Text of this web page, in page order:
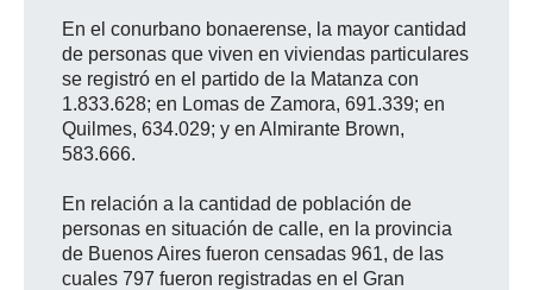
En el conurbano bonaerense, la mayor cantidad
de personas que viven en viviendas particulares
se registró en el partido de la Matanza con
1.833.628; en Lomas de Zamora, 691.339; en
Quilmes, 634.029; y en Almirante Brown,
583.666.
En relación a la cantidad de población de
personas en situación de calle, en la provincia
de Buenos Aires fueron censadas 961, de las
cuales 797 fueron registradas en el Gran